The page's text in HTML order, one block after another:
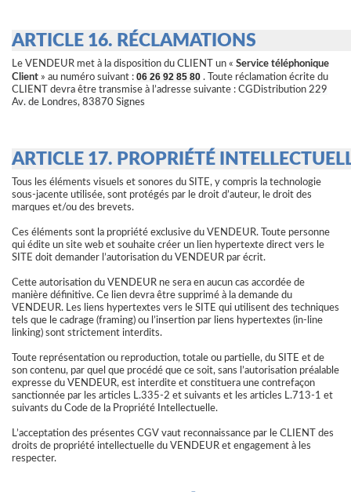
ARTICLE 16. RÉCLAMATIONS
Le VENDEUR met à la disposition du CLIENT un « Service téléphonique
Client » au numéro suivant : 06 26 92 85 80 . Toute réclamation écrite du
CLIENT devra être transmise à l’adresse suivante : CGDistribution 229
Av. de Londres, 83870 Signes
ARTICLE 17. PROPRIÉTÉ
Tous les éléments visuels et sonores du SITE, y compris la technologie
sous-jacente utilisée, sont protégés par le droit d’auteur, le droit des
marques et/ou des brevets.
Ces éléments sont la propriété exclusive du VENDEUR. Toute personne
qui édite un site web et souhaite créer un lien hypertexte direct vers le
SITE doit demander l’autorisation du VENDEUR par écrit.
Cette autorisation du VENDEUR ne sera en aucun cas accordée de
manière définitive. Ce lien devra être supprimé à la demande du
VENDEUR. Les liens hypertextes vers le SITE qui utilisent des techniques
tels que le cadrage (framing) ou l’insertion par liens hypertextes (in-line
linking) sont strictement interdits.
Toute représentation ou reproduction, totale ou partielle, du SITE et de
son contenu, par quel que procédé que ce soit, sans l’autorisation préalable
expresse du VENDEUR, est interdite et constituera une contrefaçon
sanctionnée par les articles L.335-2 et suivants et les articles L.713-1 et
suivants du Code de la Propriété Intellectuelle.
L’acceptation des présentes CGV vaut reconnaissance par le CLIENT des
droits de propriété intellectuelle du VENDEUR et engagement à les
respecter.